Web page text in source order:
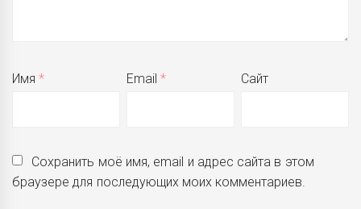
Имя* Email* Сайт
Сохранить моё имя, email и адрес сайта в этом
браузере для последующих моих комментариев.